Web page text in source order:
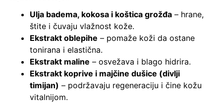
Ulja badema, kokosa i koštica grožđa – hrane,
štite i čuvaju vlažnost kože.
Ekstrakt oblepihe – pomaže koži da ostane
tonirana i elastična.
Ekstrakt maline – osvežava i blago hidrira.
Ekstrakt koprive i majčine dušice (divlji
timijan) – podržavaju regeneraciju i čine kožu
vitalnijom.